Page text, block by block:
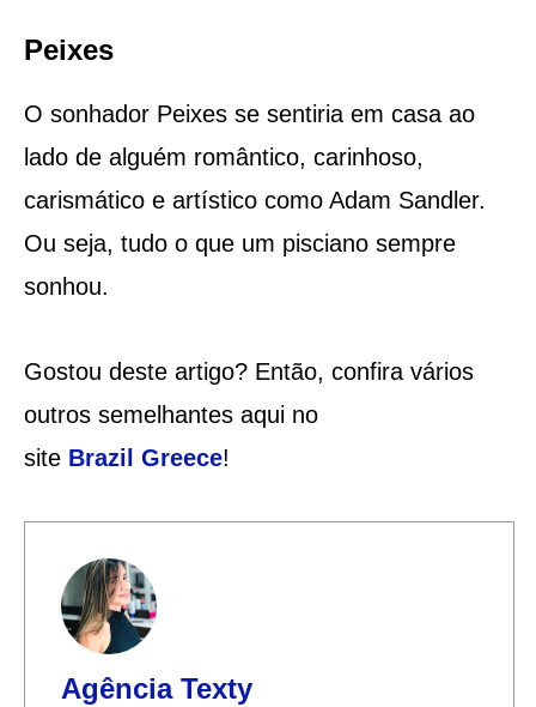
Peixes
O sonhador Peixes se sentiria em casa ao
lado de alguém romântico, carinhoso,
carismático e artístico como Adam Sandler.
Ou seja, tudo o que um pisciano sempre
sonhou.
Gostou deste artigo? Então, confira vários
outros semelhantes aqui no
site Brazil Greece!
Agência Texty